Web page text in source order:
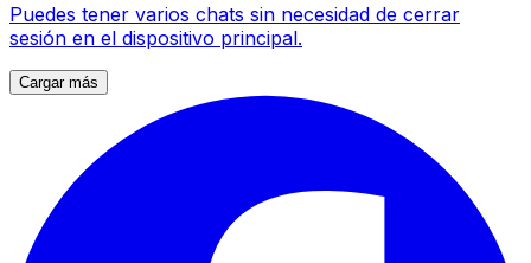
Puedes tener varios chats sin necesidad de cerrar
sesión en el dispositivo principal.
Cargar más